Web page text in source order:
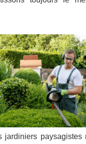
jardiniers paysagistes